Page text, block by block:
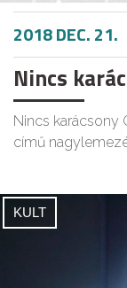
2018 DEC. 21.
Nincs
Nincs karácsony
című
KULT